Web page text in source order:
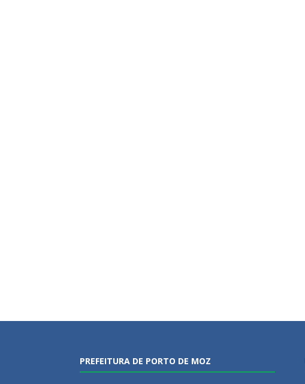
PREFEITURA DE PORTO DE MOZ